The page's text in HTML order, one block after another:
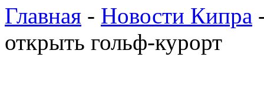
Главная - Новости Кипра
открыть гольф-курорт